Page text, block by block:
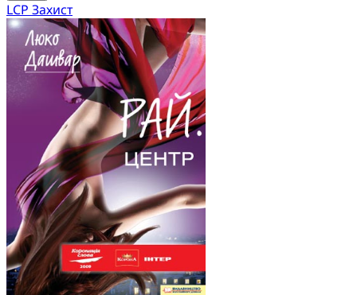
LCP Захист